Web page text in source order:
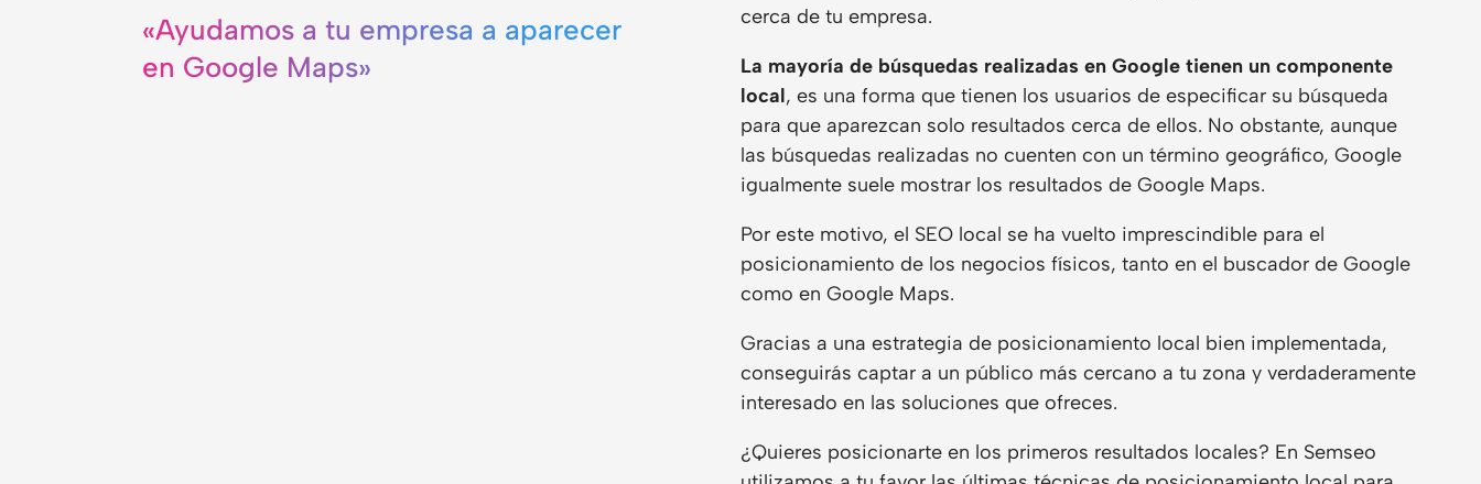
«Ayudamos a tu empresa a aparecer
en Google Maps»
cerca de tu empresa.
La mayoría de búsquedas realizadas en Google tienen un componente
local, es una forma que tienen los usuarios de especificar su búsqueda
para que aparezcan solo resultados cerca de ellos. No obstante, aunque
las búsquedas realizadas no cuenten con un término geográfico, Google
igualmente suele mostrar los resultados de Google Maps.
Por este motivo, el SEO local se ha vuelto imprescindible para el
posicionamiento de los negocios físicos, tanto en el buscador de Google
como en Google Maps.
Gracias a una estrategia de posicionamiento local bien implementada,
conseguirás captar a un público más cercano a tu zona y verdaderamente
interesado en las soluciones que ofreces.
¿Quieres posicionarte en los primeros resultados locales? En Semseo